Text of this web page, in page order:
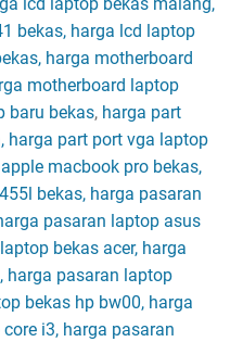
bekas, harga lcd laptop
harga motherboard
motherboard laptop
baru bekas, harga part
harga part port vga laptop
macbook pro bekas,
bekas, harga pasaran
pasaran laptop asus
bekas acer, harga
harga pasaran laptop
bekas hp bw00, harga
i3, harga pasaran